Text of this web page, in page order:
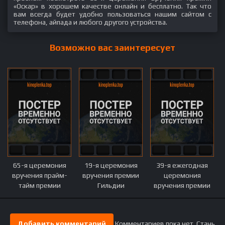
«Оскар» в хорошем качестве онлайн и бесплатно. Так что
вам всегда будет удобно пользоваться нашим сайтом с
телефона, айпада и любого другого устройства.
Возможно вас заинтересует
65-я церемония
вручения прайм-
тайм премии
19-я церемония
вручения премии
Гильдии
39-я ежегодная
церемония
вручения премии